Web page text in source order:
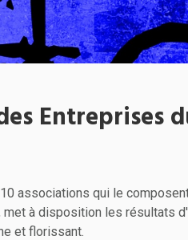
Entreprises
associations qui le
à disposition les résultats
et florissant.